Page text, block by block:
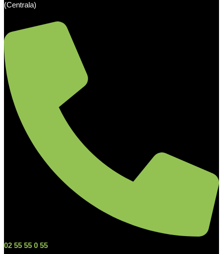
(Centrala)
02 55 55 0 55